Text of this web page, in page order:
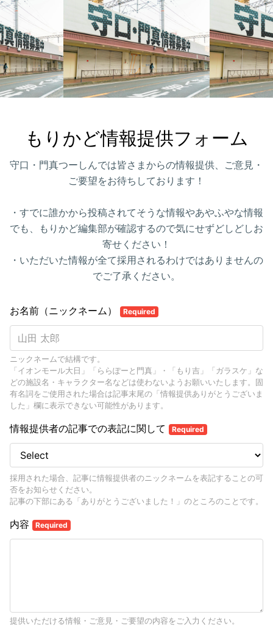
もりかど情報提供フォーム
守口・門真つーしんでは皆さまからの情報提供、ご意見・
ご要望をお待ちしております！
・すでに誰かから投稿されてそうな情報やあやふやな情報
でも、もりかど編集部が確認するので気にせずどしどしお
寄せください！
・いただいた情報が全て採用されるわけではありませんの
でご了承ください。
お名前（ニックネーム） Required
ニックネームで結構です。
「イオンモール大日」「ららぽーと門真」・「もり吉」「ガラスケ」な
どの施設名・キャラクター名などは使わないようお願いいたします。固
有名詞をご使用された場合は記事末尾の「情報提供ありがとうございま
した」欄に表示できない可能性があります。
情報提供者の記事での表記に関して Required
採用された場合、記事に情報提供者のニックネームを表記することの可
否をお知らせください。
記事の下部にある「ありがとうございました！」のところのことです。
内容 Required
提供いただける情報・ご意見・ご要望の内容をご入力ください。